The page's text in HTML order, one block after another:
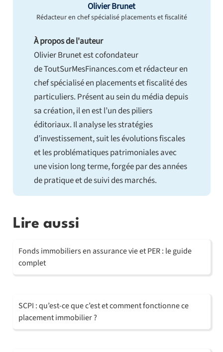
Olivier Brunet
Rédacteur en chef spécialisé placements et fiscalité
À propos de l'auteur
Olivier Brunet est cofondateur
de ToutSurMesFinances.com et rédacteur en
chef spécialisé en placements et fiscalité des
particuliers. Présent au sein du média depuis
sa création, il en est l’un des piliers
éditoriaux. Il analyse les stratégies
d’investissement, suit les évolutions fiscales
et les problématiques patrimoniales avec
une vision long terme, forgée par des années
de pratique et de suivi des marchés.
Lire aussi
Fonds immobiliers en assurance vie et PER : le guide
complet
SCPI : qu’est-ce que c’est et comment fonctionne ce
placement immobilier ?